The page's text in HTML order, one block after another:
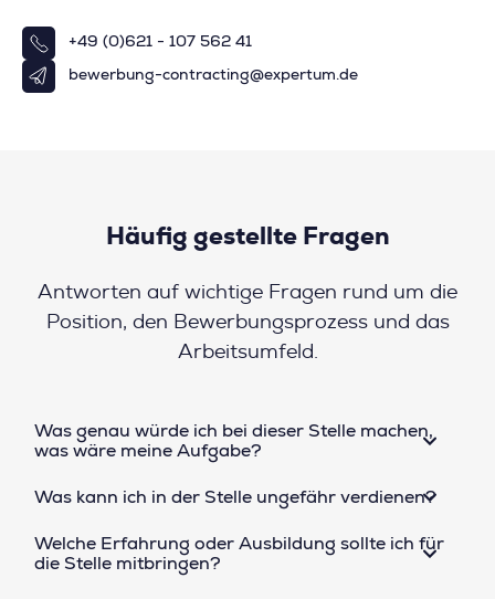
+49 (0)621 - 107 562 41
bewerbung-contracting@expertum.de
Häufig gestellte Fragen
Antworten auf wichtige Fragen rund um die
Position, den Bewerbungsprozess und das
Arbeitsumfeld.
Was genau würde ich bei dieser Stelle machen,
was wäre meine Aufgabe?
Was kann ich in der Stelle ungefähr verdienen?
Welche Erfahrung oder Ausbildung sollte ich für
die Stelle mitbringen?